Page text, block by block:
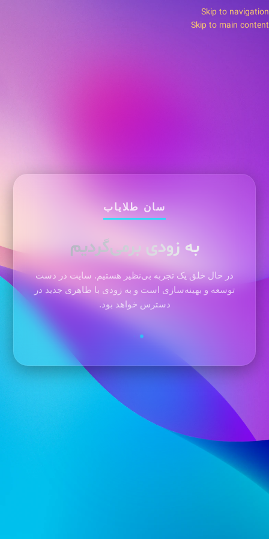
Skip to navigation
Skip to main content
سان طلایاب
به زودی برمی‌گردیم
در حال خلق یک تجربه بی‌نظیر هستیم. سایت در دست
توسعه و بهینه‌سازی است و به زودی با ظاهری جدید در
دسترس خواهد بود.